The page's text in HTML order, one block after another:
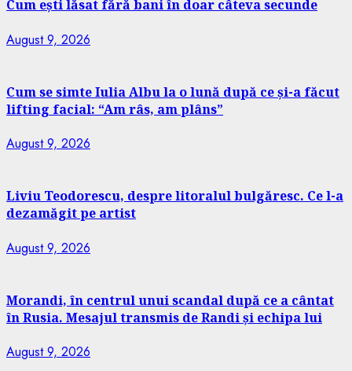
Cum ești lăsat fără bani în doar câteva secunde
August 9, 2026
Cum se simte Iulia Albu la o lună după ce și-a făcut
lifting facial: “Am râs, am plâns”
August 9, 2026
Liviu Teodorescu, despre litoralul bulgăresc. Ce l-a
dezamăgit pe artist
August 9, 2026
Morandi, în centrul unui scandal după ce a cântat
în Rusia. Mesajul transmis de Randi și echipa lui
August 9, 2026